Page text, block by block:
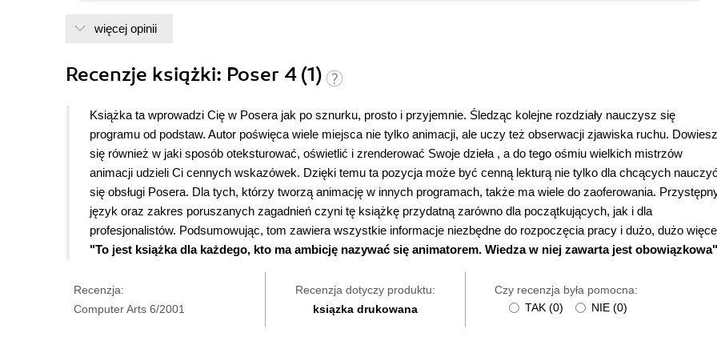
więcej opinii
Recenzje książki: Poser 4 (1)
Książka ta wprowadzi Cię w Posera jak po sznurku, prosto i przyjemnie. Śledząc kolejne rozdziały nauczysz się
programu od podstaw. Autor poświęca wiele miejsca nie tylko animacji, ale uczy też obserwacji zjawiska ruchu. Dowiesz
się również w jaki sposób oteksturować, oświetlić i zrenderować Swoje dzieła , a do tego ośmiu wielkich mistrzów
animacji udzieli Ci cennych wskazówek. Dzięki temu ta pozycja może być cenną lekturą nie tylko dla chcących nauczyć
się obsługi Posera. Dla tych, którzy tworzą animację w innych programach, także ma wiele do zaoferowania.
język oraz zakres poruszanych zagadnień czyni tę książkę przydatną zarówno dla początkujących, jak i dla
profesjonalistów. Podsumowując, tom zawiera wszystkie informacje niezbędne do rozpoczęcia pracy i dużo, dużo
"To jest książka dla każdego, kto ma ambicję nazywać się animatorem. Wiedza w niej zawarta jest
Recenzja:
Computer Arts 6/2001
Recenzja dotyczy produktu:
ksiązka drukowana
Czy recenzja była pomocna:
TAK (0) NIE (0)